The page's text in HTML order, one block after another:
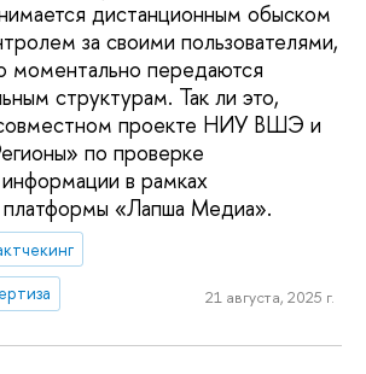
дистанционным обыском
за своими пользователями,
моментально передаются
структурам. Так ли это,
проекте НИУ ВШЭ и
по проверке
в рамках
платформы «Лапша Медиа».
21 августа, 2025 г.